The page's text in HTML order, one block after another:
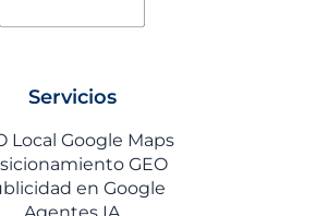
Servicios
Local Google Maps
GEO
en Google
Agentes IA